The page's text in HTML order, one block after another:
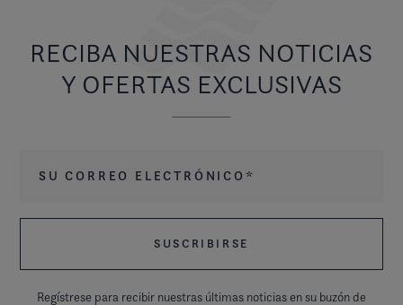
RECIBA NUESTRAS NOTICIAS
Y OFERTAS EXCLUSIVAS
Regístrese para recibir nuestras últimas noticias en su buzón de